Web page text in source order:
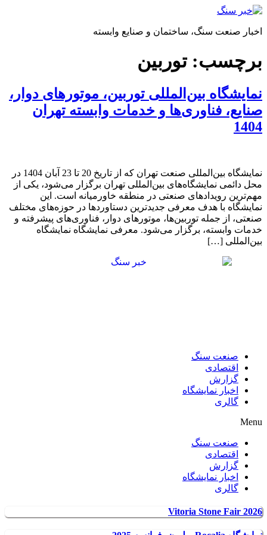
پرش
محتوا
اخبار صنعت سنگ، ساختمان و صنایع وابسته
برچسب:توربین
نمایشگاه بین‌المللی توربین، موتورهای دوار،
صنایع، فناوری‌ها و خدمات وابسته تهران
1404
نمایشگاه بین‌المللی صنعت تهران که از تاریخ 20 تا 23 آبان 1404 در
محل دائمی نمایشگاه‌های بین‌المللی تهران برگزار می‌شود، یکی از
مهم‌ترین رویدادهای صنعتی در منطقه خاورمیانه است. این
نمایشگاه با هدف معرفی جدیدترین دستاوردها در حوزه‌های مختلف
صنعتی، از جمله توربین‌ها، موتورهای دوار، فناوری‌های پیشرفته و
خدمات وابسته، برگزار می‌شود.​ معرفی نمایشگاه نمایشگاه
بین‌المللی […]
صنعت سنگ
اقتصادی
گزارش
اخبار نمایشگاه
گالری
Menu
صنعت سنگ
اقتصادی
گزارش
اخبار نمایشگاه
گالری
Vitoria Stone Fair 2026